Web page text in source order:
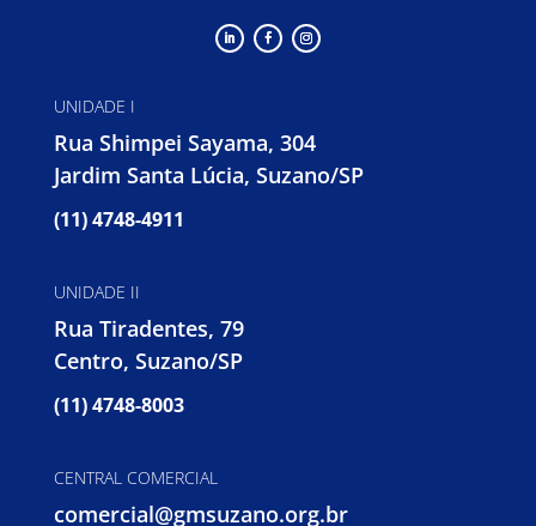
UNIDADE I
Rua Shimpei Sayama, 304
Jardim Santa Lúcia, Suzano/SP
(11) 4748-4911
UNIDADE II
Rua Tiradentes, 79
Centro, Suzano/SP
(11) 4748-8003
CENTRAL COMERCIAL
comercial@gmsuzano.org.br